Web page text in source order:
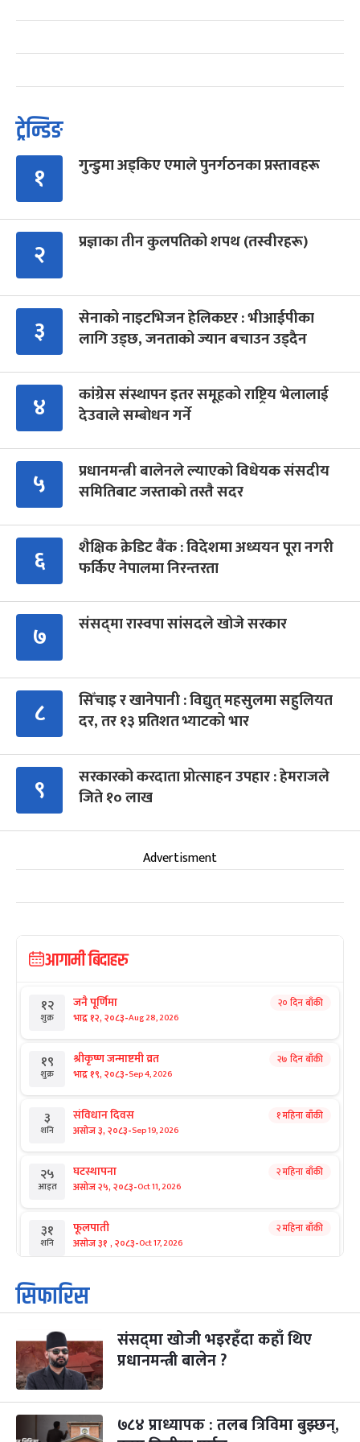
ट्रेन्डिङ
१ गुन्डुमा अड्किए एमाले पुनर्गठनका प्रस्तावहरू
२ प्रज्ञाका तीन कुलपतिको शपथ (तस्वीरहरू)
३
सेनाको नाइटभिजन हेलिकप्टर : भीआईपीका
लागि उड्छ, जनताको ज्यान बचाउन उड्दैन
४
कांग्रेस संस्थापन इतर समूहको राष्ट्रिय भेलालाई
देउवाले सम्बोधन गर्ने
५
प्रधानमन्त्री बालेनले ल्याएको विधेयक संसदीय
समितिबाट जस्ताको तस्तै सदर
६
शैक्षिक क्रेडिट बैंक : विदेशमा अध्ययन पूरा नगरी
फर्किए नेपालमा निरन्तरता
७ संसद्‍मा रास्वपा सांसदले खोजे सरकार
८
सिँचाइ र खानेपानी : विद्युत् महसुलमा सहुलियत
दर, तर १३ प्रतिशत भ्याटको भार
९
सरकारको करदाता प्रोत्साहन उपहार : हेमराजले
जिते १० लाख
Advertisment
आगामी बिदाहरु
१२
शुक्र
जनै पूर्णिमा
भाद्र १२, २०८३-Aug 28, 2026
२० दिन बाँकी
१९
शुक्र
श्रीकृष्ण जन्माष्टमी व्रत
भाद्र १९, २०८३-Sep 4, 2026
२७ दिन बाँकी
३
शनि
संविधान दिवस
असोज ३, २०८३-Sep 19, 2026
१ महिना बाँकी
२५
आइत
घटस्थापना
असोज २५, २०८३-Oct 11, 2026
२ महिना बाँकी
३१
शनि
फूलपाती
असोज ३१ , २०८३-Oct 17, 2026
२ महिना बाँकी
१
आइत
कार्तिक सङ्क्रान्ति
कार्तिक १, २०८३
३
मंगल
महानवमी
कार्तिक ३, २०८३-Oct 20, 2026
२ महिना बाँकी
४
बुध कार्तिक ४, २०८३
सिफारिस
संसद्‌मा खोजी भइरहँदा कहाँ थिए
प्रधानमन्त्री बालेन ?
७८४ प्राध्यापक : तलब त्रिविमा बुझ्छन्,